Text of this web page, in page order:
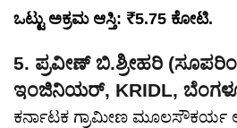
ಒಟ್ಟು ಅಕ್ರಮ ಆಸ್ತಿ: ₹5.75 ಕೋಟಿ.
5. ಪ್ರವೀಣ್ ಬಿ.ಶ್ರೀಹರಿ
ಇಂಜಿನಿಯರ್, KRIDL,
ಕರ್ನಾಟಕ ಗ್ರಾಮೀಣ ಮೂಲಸೌಕರ್ಯ